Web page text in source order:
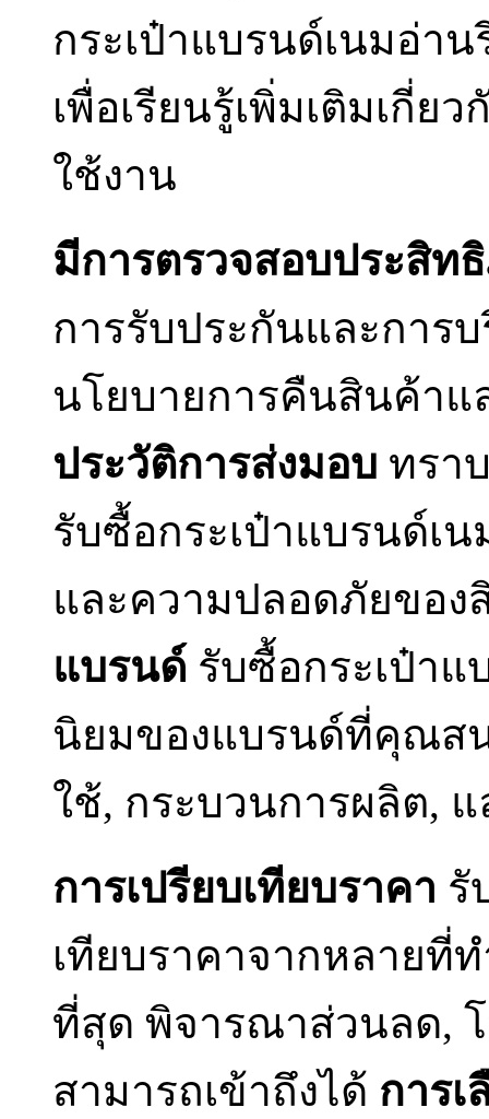
กระเป๋าแบรนด์เนมอ่า
เพื่อเรียนรู้เพิ่มเติมเกี่
ใช้งาน
มีการตรวจสอบประสิท
การรับประกันและการ
นโยบายการคืนสินค้าแ
ประวัติการส่งมอบ ทรา
รับซื้อกระเป๋าแบรนด์เ
และความปลอดภัยขอ
แบรนด์ รับซื้อกระเป๋า
นิยมของแบรนด์ที่คุณส
ใช้, กระบวนการผลิต,
การเปรียบเทียบราคา รั
เทียบราคาจากหลายที่
ที่สุด พิจารณาส่วนลด,
สามารถเข้าถึงได้ การเ